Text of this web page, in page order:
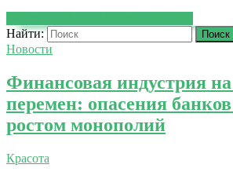
Найти:
Новости
Финансовая индустрия
перемен: опасения
ростом монополий
Красота